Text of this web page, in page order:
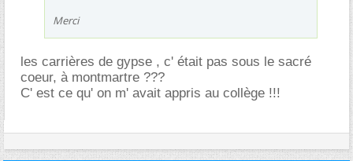
Merci
les carrières de gypse , c' était pas sous le sacré
coeur, à montmartre ???
C' est ce qu' on m' avait appris au collège !!!